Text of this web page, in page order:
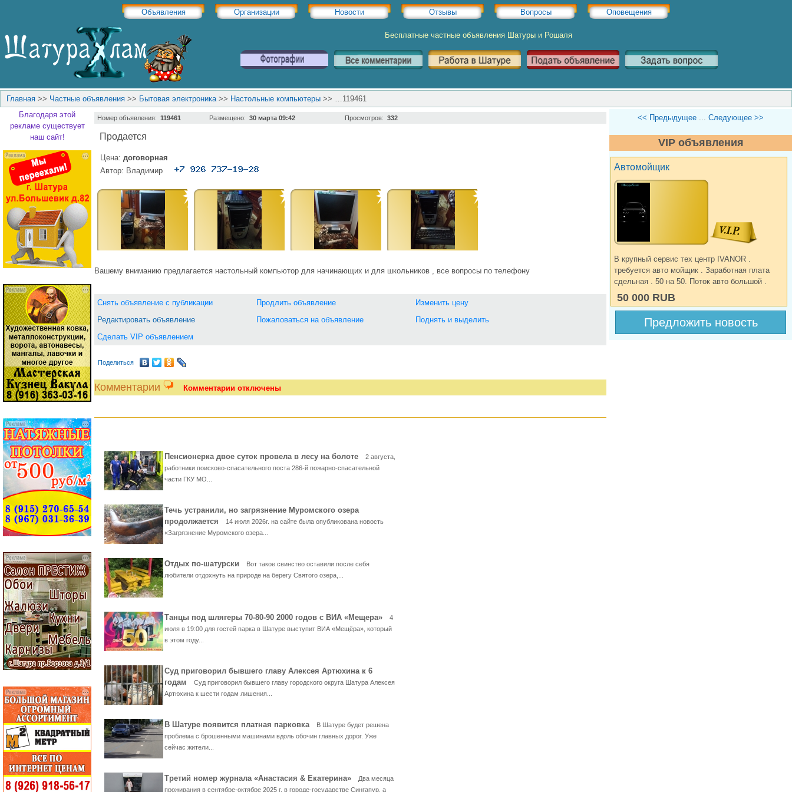
Объявления Организации Новости Отзывы Вопросы Оповещения
Бесплатные частные объявления Шатуры и Рошаля
Главная >> Частные объявления >> Бытовая электроника>> Настольные компьютеры >> …119461
Благодаря этой
рекламе существует
наш сайт!
Номер объявления: 119461 Размещено: 30 марта 09:42 Просмотров: 332
Продается
Цена: договорная
Автор: Владимир
Вашему вниманию предлагается настольный компьютор для начинающих и для школьников , все вопросы по телефону
Снять объявление с публикации Продлить объявление
Изменить цену
Редактировать объявление
Пожаловаться на объявление
Поднять и выделить
Сделать VIP объявлением
Поделиться
Комментарии Комментарии отключены
Пенсионерка двое суток провела в лесу на болоте
2 августа,
работники поисково-спасательного поста 286-й пожарно-спасательной
части ГКУ МО...
Течь устранили, но загрязнение Муромского озера
продолжается
14 июля 2026г. на сайте была опубликована новость
«Загрязнение Муромского озера...
Отдых по-шатурски
Вот такое свинство оставили после себя
любители отдохнуть на природе на берегу Святого озера,...
Танцы под шлягеры 70-80-90 2000 годов с ВИА «Мещера»
4
июля в 19:00 для гостей парка в Шатуре выступит ВИА «Мещёра», который
в этом году...
Суд приговорил бывшего главу Алексея Артюхина к 6
годам
Суд приговорил бывшего главу городского округа Шатура Алексея
Артюхина к шести годам лишения...
В Шатуре появится платная парковка
В Шатуре будет решена
проблема с брошенными машинами вдоль обочин главных дорог. Уже
сейчас жители...
Третий номер журнала «Анастасия & Екатерина»
Два месяца
проживания в сентябре-октябре 2025 г. в городе-государстве Сингапур, а
<< Предыдущее ... Следующее >>
VIP объявления
Автомойщик
В крупный сервис тех центр IVANOR .
требуется авто мойщик . Заработная плата
сдельная . 50 на 50. Поток авто большой .
50 000 RUB
Предложить новость